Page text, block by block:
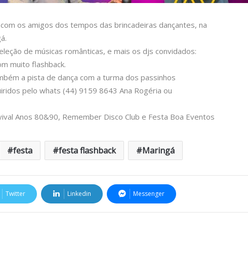
os amigos dos tempos das brincadeiras dançantes, na
de músicas românticas, e mais os djs convidados:
muito flashback.
a pista de dança com a turma dos passinhos
pelo whats (44) 9159 8643 Ana Rogéria ou
Anos 80&90, Remember Disco Club e Festa Boa Eventos
festa festa flashback Maringá
Twitter Linkedin Messenger